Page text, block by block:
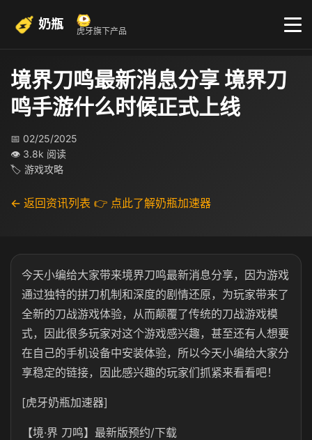
奶瓶 虎牙旗下产品
境界刀鸣最新消息分享 境界刀
鸣手游什么时候正式上线
📅 02/25/2025
👁 3.8k 阅读
🏷 游戏攻略
← 返回资讯列表 👉 点此了解奶瓶加速器
今天小编给大家带来境界刀鸣最新消息分享，因为游戏
通过独特的拼刀机制和深度的剧情还原，为玩家带来了
全新的刀战游戏体验，从而颠覆了传统的刀战游戏模
式，因此很多玩家对这个游戏感兴趣，甚至还有人想要
在自己的手机设备中安装体验，所以今天小编给大家分
享稳定的链接，因此感兴趣的玩家们抓紧来看看吧！
[虎牙奶瓶加速器]
【境·界 刀鸣】最新版预约/下载